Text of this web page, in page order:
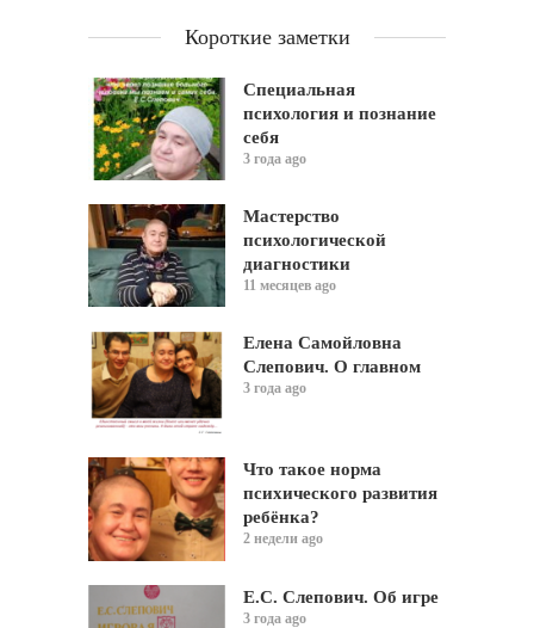
Короткие заметки
Специальная
психология и познание
себя
3 года ago
Мастерство
психологической
диагностики
11 месяцев ago
Елена Самойловна
Слепович. О главном
3 года ago
Что такое норма
психического развития
ребёнка?
2 недели ago
Е.С. Слепович. Об игре
3 года ago